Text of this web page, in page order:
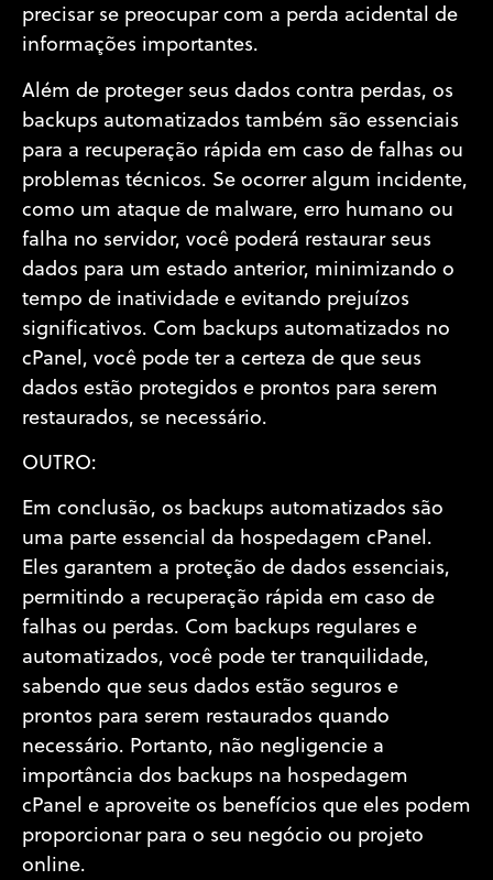
precisar se preocupar com a perda acidental de
informações importantes.
Além de proteger seus dados contra perdas, os
backups automatizados também são essenciais
para a recuperação rápida em caso de falhas ou
problemas técnicos. Se ocorrer algum incidente,
como um ataque de malware, erro humano ou
falha no servidor, você poderá restaurar seus
dados para um estado anterior, minimizando o
tempo de inatividade e evitando prejuízos
significativos. Com backups automatizados no
cPanel, você pode ter a certeza de que seus
dados estão protegidos e prontos para serem
restaurados, se necessário.
OUTRO:
Em conclusão, os backups automatizados são
uma parte essencial da hospedagem cPanel.
Eles garantem a proteção de dados essenciais,
permitindo a recuperação rápida em caso de
falhas ou perdas. Com backups regulares e
automatizados, você pode ter tranquilidade,
sabendo que seus dados estão seguros e
prontos para serem restaurados quando
necessário. Portanto, não negligencie a
importância dos backups na hospedagem
cPanel e aproveite os benefícios que eles podem
proporcionar para o seu negócio ou projeto
online.